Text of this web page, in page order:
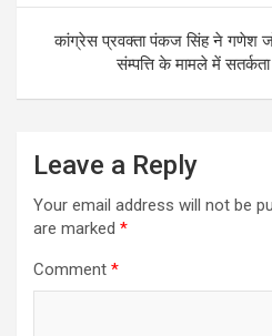
कांग्रेस प्रवक्ता पंकज सिंह ने गणेश
संम्पत्ति के मामले में
Leave a Reply
Your email address will not be
are marked *
Comment *